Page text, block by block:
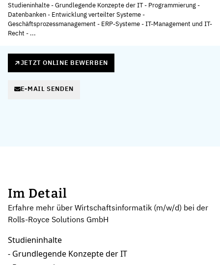
Studieninhalte - Grundlegende Konzepte der IT - Programmierung -
Datenbanken - Entwicklung verteilter Systeme -
Geschäftsprozessmanagement - ERP-Systeme - IT-Management und IT-
Recht - ...
JETZT ONLINE BEWERBEN
E-MAIL SENDEN
Im Detail
Erfahre mehr über Wirtschaftsinformatik (m/w/d) bei der
Rolls-Royce Solutions GmbH
Studieninhalte
- Grundlegende Konzepte der IT